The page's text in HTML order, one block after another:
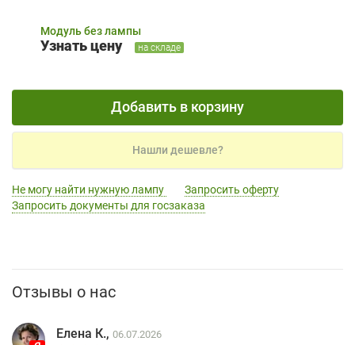
Модуль без лампы
Узнать цену на складе
Добавить в корзину
Нашли дешевле?
Не могу найти нужную лампу
Запросить оферту
Запросить документы для госзаказа
Отзывы о нас
Елена К., 06.07.2026